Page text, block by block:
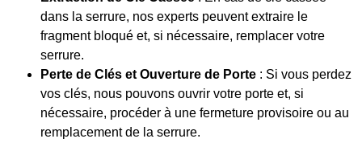
dans la serrure, nos experts peuvent extraire le
fragment bloqué et, si nécessaire, remplacer votre
serrure.
Perte de Clés et Ouverture de Porte : Si vous perdez
vos clés, nous pouvons ouvrir votre porte et, si
nécessaire, procéder à une fermeture provisoire ou au
remplacement de la serrure.